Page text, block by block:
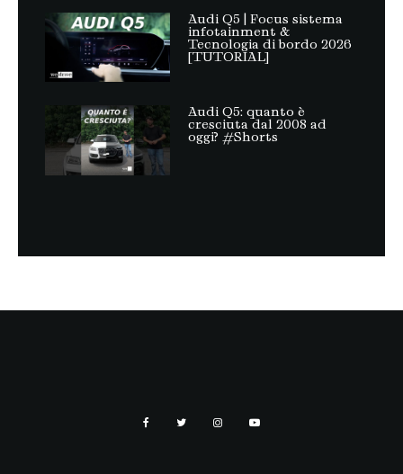
Audi Q5 | Focus sistema
infotainment &
Tecnologia di bordo 2026
[TUTORIAL]
Audi Q5: quanto è
cresciuta dal 2008 ad
oggi? #Shorts